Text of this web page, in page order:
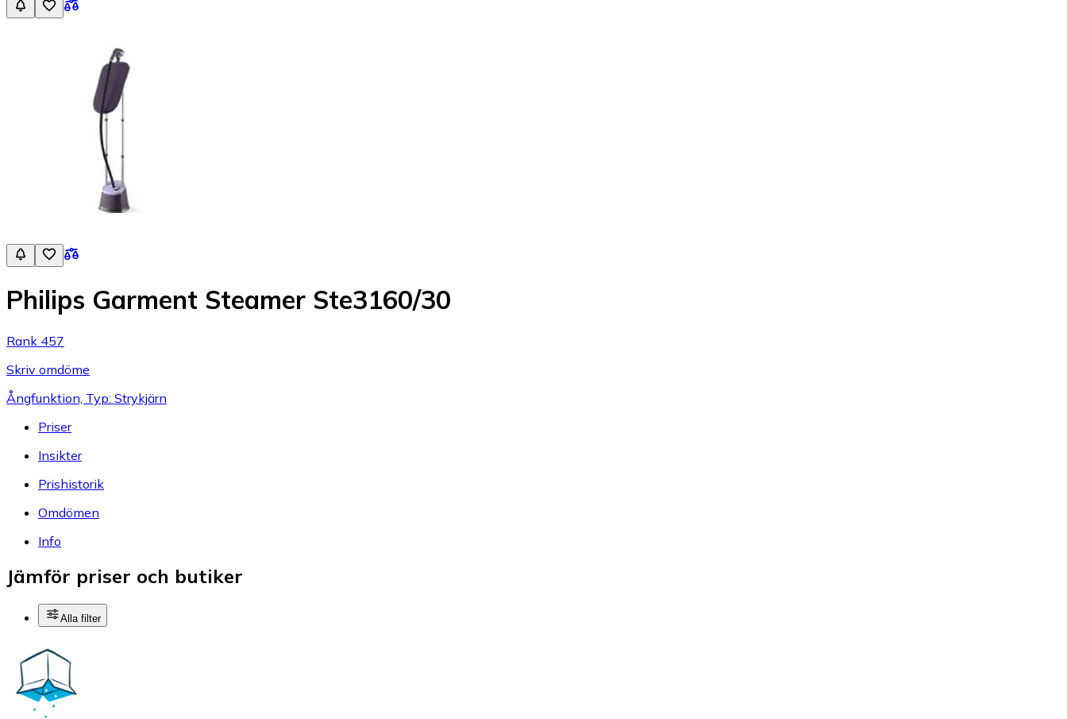
Philips Garment Steamer Ste3160/30
Rank 457
Skriv omdöme
Ångfunktion, Typ: Strykjärn
Priser
Insikter
Prishistorik
Omdömen
Info
Jämför priser och butiker
Alla filter